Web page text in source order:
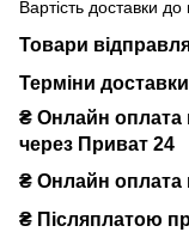
Вартість доставки
Товари
Терміни
₴ Онлайн оплата
через Приват 24
₴ Онлайн оплата
₴ Післяплатою